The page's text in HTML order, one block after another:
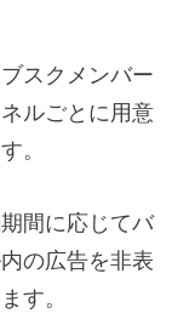
スクメンバー
ルごとに用意
。
間に応じてバ
の広告を非表
す。